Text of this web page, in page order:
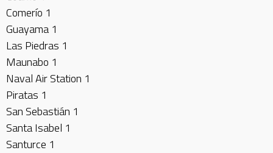
Comerío 1
Guayama 1
Las Piedras 1
Maunabo 1
Naval Air Station 1
Piratas 1
San Sebastián 1
Santa Isabel 1
Santurce 1